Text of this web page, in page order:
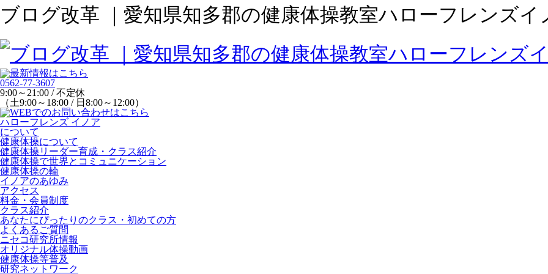
ブログ改革 ｜愛知県知多郡の健康体操教室ハローフレンズイ
0562-77-3607
9:00～21:00 / 不定休
（土9:00～18:00 / 日8:00～12:00）
ハローフレンズ イノア
について
健康体操について
健康体操リーダー育成・クラス紹介
健康体操で世界とコミュニケーション
健康体操の輪
イノアのあゆみ
アクセス
料金・会員制度
クラス紹介
あなたにぴったりのクラス・初めての方
よくあるご質問
ニセコ研究所情報
オリジナル体操動画
健康体操等普及
研究ネットワーク